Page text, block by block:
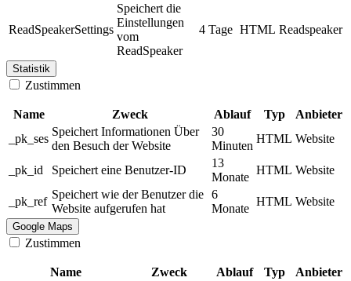
ReadSpeakerSettings
Speichert die
Einstellungen
vom
ReadSpeaker
4 Tage HTML Readspeaker
Statistik
Zustimmen
Name Zweck Ablauf Typ
Anbieter
_pk_ses
Speichert Informationen Über
den Besuch der Website
30
Minuten
HTML Website
_pk_id Speichert eine Benutzer-ID
13
Monate
HTML Website
_pk_ref
Speichert wie der Benutzer die
Website aufgerufen hat
6
Monate
HTML Website
Google Maps
Zustimmen
Name Zweck Ablauf Typ Anbieter